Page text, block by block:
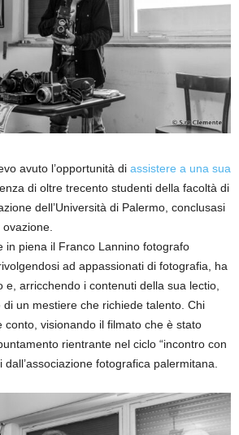
avuto l’opportunità di assistere a una sua
di oltre trecento studenti della facoltà di
dell’Università di Palermo, conclusasi
in piena il Franco Lannino fotografo
ad appassionati di fotografia, ha
e, arricchendo i contenuti della sua lectio,
un mestiere che richiede talento. Chi
visionando il filmato che è stato
rientrante nel ciclo “incontro con
dall’associazione fotografica palermitana.